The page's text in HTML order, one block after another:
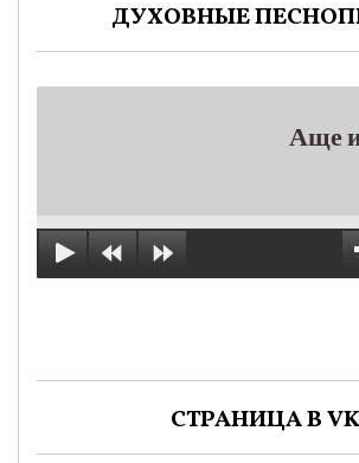
ДУХОВНЫЕ
Аще
СТРАНИЦА В VK